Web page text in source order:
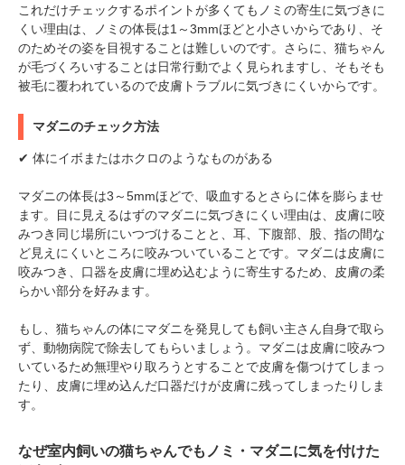
これだけチェックするポイントが多くてもノミの寄生に気づきに
くい理由は、ノミの体長は1～3mmほどと小さいからであり、そ
のためその姿を目視することは難しいのです。さらに、猫ちゃん
が毛づくろいすることは日常行動でよく見られますし、そもそも
被毛に覆われているので皮膚トラブルに気づきにくいからです。
マダニのチェック方法
✔ 体にイボまたはホクロのようなものがある
マダニの体長は3～5mmほどで、吸血するとさらに体を膨らませ
ます。目に見えるはずのマダニに気づきにくい理由は、皮膚に咬
みつき同じ場所にいつづけることと、耳、下腹部、股、指の間な
ど見えにくいところに咬みついていることです。マダニは皮膚に
咬みつき、口器を皮膚に埋め込むように寄生するため、皮膚の柔
らかい部分を好みます。
もし、猫ちゃんの体にマダニを発見しても飼い主さん自身で取ら
ず、動物病院で除去してもらいましょう。マダニは皮膚に咬みつ
いているため無理やり取ろうとすることで皮膚を傷つけてしまっ
たり、皮膚に埋め込んだ口器だけが皮膚に残ってしまったりしま
す。
なぜ室内飼いの猫ちゃんでもノミ・マダニに気を付けた